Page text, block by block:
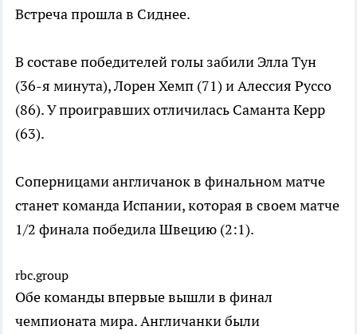
Встреча прошла в Сиднее.
В составе победителей голы забили Элла Тун
(36-я минута), Лорен Хемп (71) и Алессия Руссо
(86). У проигравших отличилась Саманта Керр
(63).
Соперницами англичанок в финальном матче
станет команда Испании, которая в своем матче
1/2 финала победила Швецию (2:1).
rbc.group
Обе команды впервые вышли в финал
чемпионата мира. Англичанки были